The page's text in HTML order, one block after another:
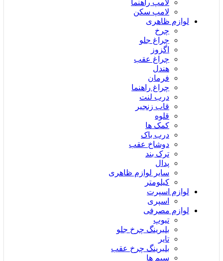
لامپ راهنما
لامپ سکن
لوازم ظاهری
چرخ
چراغ جلو
اگزوز
چراغ عقب
هندل
فرمان
چراغ راهنما
درب لنت
قاب زنجیر
قلوه
کمک ها
درب باک
دوشاخ عقب
ترک بند
پدال
سایر لوازم ظاهری
کیلومتر
لوازم اسپرت
اسپری
لوازم مصرفی
تیوپ
بلبرینگ چرخ جلو
تایر
بلبرینگ چرخ عقب
سیم ها